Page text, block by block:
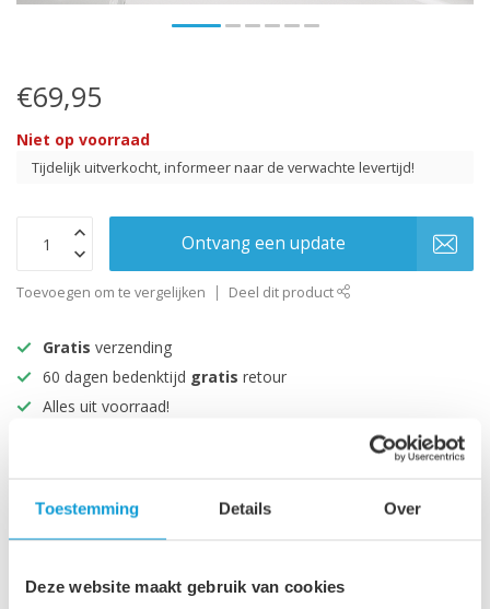
Toestemming Details Over
Deze website maakt gebruik van cookies
€69,95
Niet op voorraad
Tijdelijk uitverkocht, informeer naar de verwachte levertijd!
Ontvang een update
Toevoegen om te vergelijken Deel dit product
Gratis verzending
60 dagen bedenktijd gratis retour
Alles uit voorraad!
Productomschrijving